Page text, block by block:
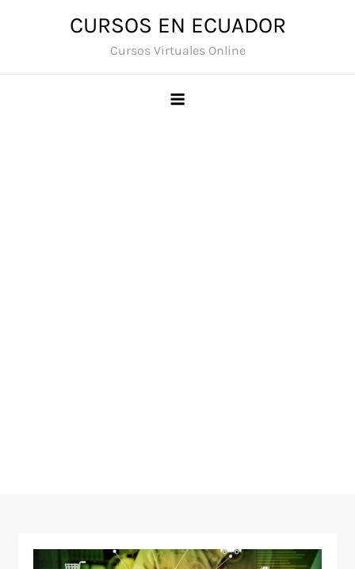
CURSOS EN ECUADOR
Cursos Virtuales Online